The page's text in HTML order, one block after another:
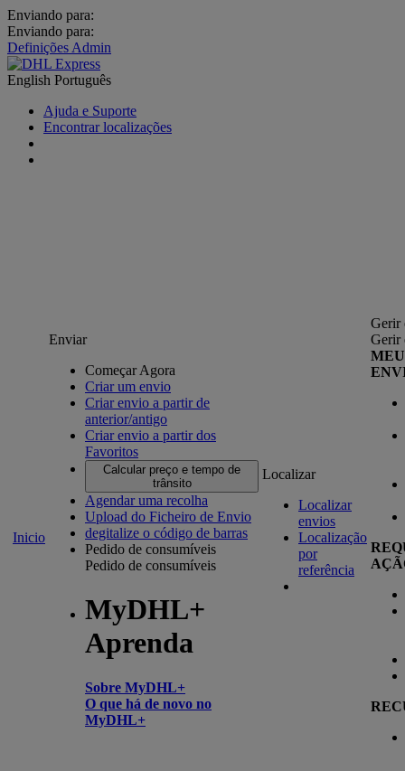
Enviando para:
Enviando para:
Definições Admin
English Português
Ajuda e Suporte
Encontrar localizações
Inicio
Enviar
Começar Agora
Criar um envio
Criar envio a partir de
anterior/antigo
Criar envio a partir dos
Favoritos
Calcular preço e tempo de
trânsito
Agendar uma recolha
Upload do Ficheiro de Envio
degitalize o código de barras
Pedido de consumíveis
Pedido de consumíveis
MyDHL+
Aprenda
Sobre MyDHL+
O que há de novo no
MyDHL+
Localizar
Localizar
envios
Localização
por
referência
Gerir
Gerir